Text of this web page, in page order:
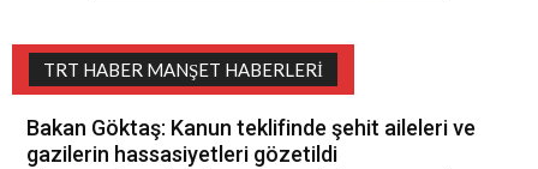
TRT HABER MANŞET HABERLERI
Bakan Göktaş: Kanun teklifinde şehit aileleri ve
gazilerin hassasiyetleri gözetildi